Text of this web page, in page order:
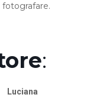
:
Luciana